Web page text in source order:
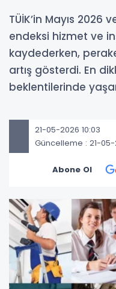
TÜİK’in Mayıs 2026
endeksi hizmet ve
kaydederken,
artış gösterdi. En
beklentilerinde
21-05-2026 10:03
Güncelleme : 21-05-
Abone Ol